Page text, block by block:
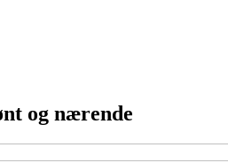
og nærende